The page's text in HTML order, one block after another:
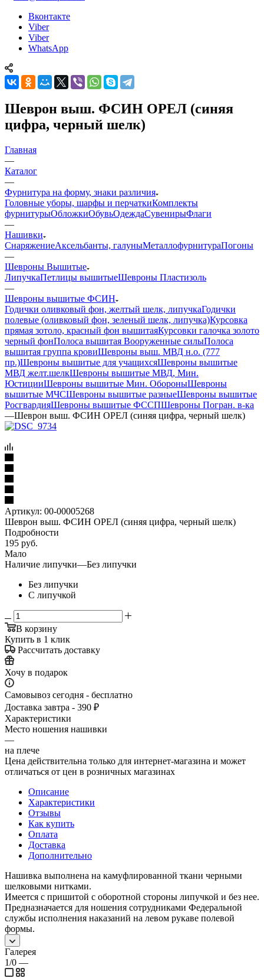
Вконтакте
Viber
Viber
WhatsApp
Шеврон выш. ФСИН ОРЕЛ (синяя
цифра, черный шелк)
Главная
—
Каталог
—
Фурнитура на форму, знаки различия
Головные уборы, шарфы и перчаткиКомплекты
фурнитурыОбложкиОбувьОдеждаСувенирыФлаги
—
Нашивки
СнаряжениеАксельбанты, галуныМеталлофурнитураПогоны
—
Шевроны Вышитые
ЛипучкаПетлицы вышитыеШевроны Пластизоль
—
Шевроны вышитые ФСИН
Годички оливковый фон, желтый шелк, липучкаГодички
полевые (оливковый фон, зеленый шелк, липучка)Курсовка
прямая зотоло, красный фон вышитаяКурсовки галочка золото
черный фонПолоса вышитая Вооруженные силыПолоса
вышитая группа кровиШевроны выш. МВД н.о. (777
пр.)Шевроны вышитые для учащихсяШевроны вышитые
МВД желт.шелкШевроны вышитые МВД, Мин.
ЮстицииШевроны вышитые Мин. ОбороныШевроны
вышитые МЧСШевроны вышитые разныеШевроны вышитые
РосгвардияШевроны вышитые ФССПШевроны Погран. в-ка
—Шеврон выш. ФСИН ОРЕЛ (синяя цифра, черный шелк)
Артикул: 00-00005268
Шеврон выш. ФСИН ОРЕЛ (синяя цифра, черный шелк)
Подробности
195 руб.
Мало
Наличие липучки—Без липучки
Без липучки
С липучкой
В корзину
Купить в 1 клик
Рассчитать доставку
Хочу в подарок
Самовывоз сегодня - бесплатно
Доставка завтра - 390 ₽
Характеристики
Место ношения нашивки
—
на плече
Цена действительна только для интернет-магазина и может
отличаться от цен в розничных магазинах
Описание
Характеристики
Отзывы
Как купить
Оплата
Доставка
Дополнительно
Нашивка выполнена на камуфлированной ткани черными
шелковыми нитками.
Имеется с пришитой с оборотной стороны липучкой и без нее.
Предназначается для ношения сотрудниками Федеральной
службы исполнения наказаний на левом рукаве полевой
формы.
Галерея
1/0 —